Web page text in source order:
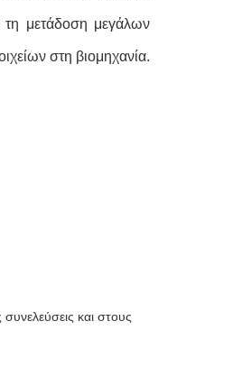
τη μετάδοση μεγάλων
στη βιομηχανία.
και στους